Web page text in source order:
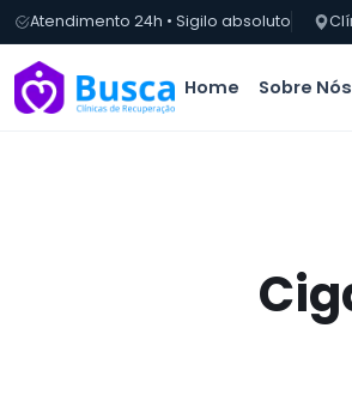
Atendimento 24h • Sigilo absoluto
Home Sobre Nós